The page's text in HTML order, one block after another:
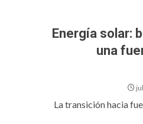
Energía solar:
una
La transición hacia